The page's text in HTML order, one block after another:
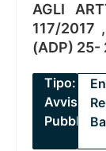
AGLI
117/2017
(ADP) 25-
Tipo:
Avviso
Pubblico